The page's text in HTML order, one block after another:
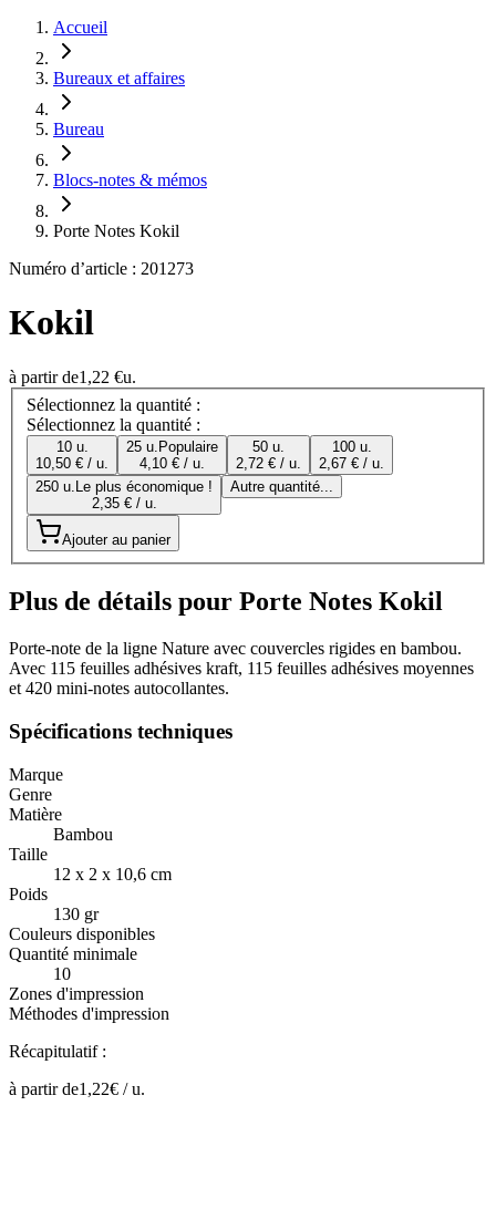
Accueil
Bureaux et affaires
Bureau
Blocs-notes & mémos
Porte Notes Kokil
Numéro d’article : 201273
Kokil
à partir de1,22 €u.
Sélectionnez la quantité :
Sélectionnez la quantité :
10 u.
10,50 € / u.
25 u. Populaire
4,10 € / u.
50 u.
2,72 € / u.
100 u.
2,67 € / u.
250 u. Le plus économique !
2,35 € / u.
Autre quantité...
Ajouter au panier
Plus de détails pour Porte Notes Kokil
Porte-note de la ligne Nature avec couvercles rigides en bambou.
Avec 115 feuilles adhésives kraft, 115 feuilles adhésives moyennes
et 420 mini-notes autocollantes.
Spécifications techniques
Marque
Genre
Matière
Bambou
Taille
12 x 2 x 10,6 cm
Poids
130 gr
Couleurs disponibles
Quantité minimale
10
Zones d'impression
Méthodes d'impression
Récapitulatif :
à partir de1,22€ /u.